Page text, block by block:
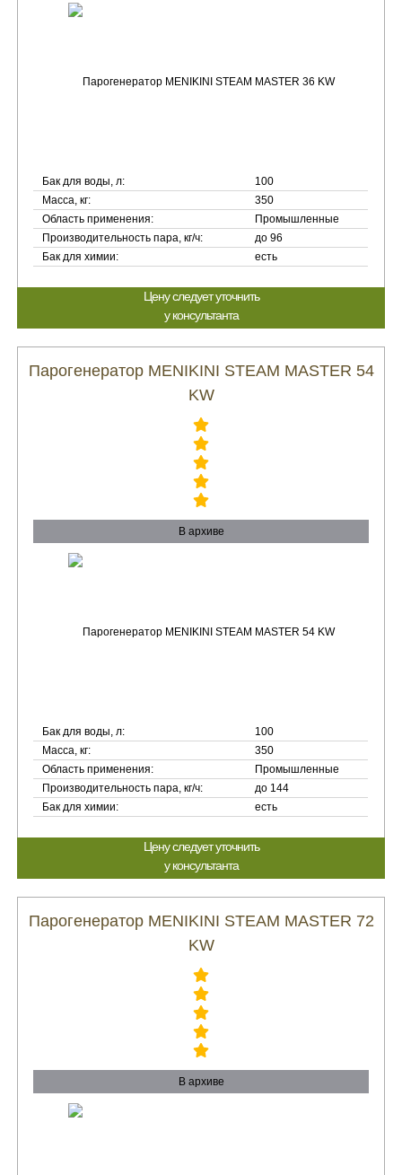
Бак для воды, л:
100
Масса, кг:
350
Область применения:
Промышленные
Производительность пара, кг/ч:
до 96
Бак для химии:
есть
Цену следует уточнить
у консультанта
Парогенератор MENIKINI STEAM MASTER 54
KW
В архиве
Бак для воды, л:
100
Масса, кг:
350
Область применения:
Промышленные
Производительность пара, кг/ч:
до 144
Бак для химии:
есть
Цену следует уточнить
у консультанта
Парогенератор MENIKINI STEAM MASTER 72
KW
В архиве